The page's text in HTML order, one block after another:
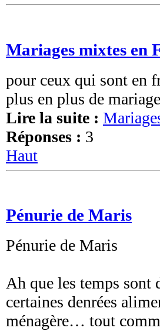
Mariages mixtes en
pour ceux qui sont en
plus en plus de
Lire la suite :
Réponses : 3
Haut
Pénurie de Maris
Pénurie de Maris
Ah que les temps sont
certaines denrées
ménagère… tout